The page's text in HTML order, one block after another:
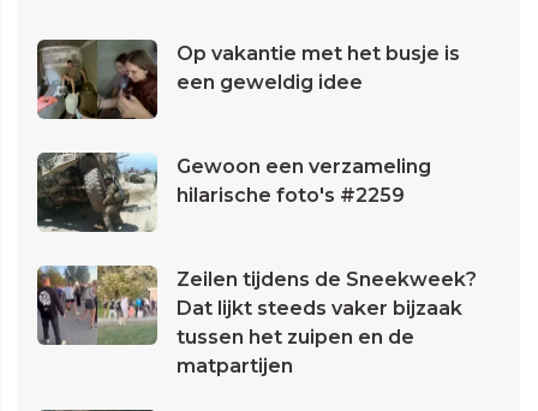
Op vakantie met het busje is
een geweldig idee
Gewoon een verzameling
hilarische foto's #2259
Zeilen tijdens de Sneekweek?
Dat lijkt steeds vaker bijzaak
tussen het zuipen en de
matpartijen